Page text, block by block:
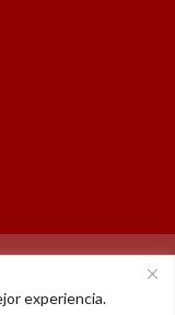
experiencia.